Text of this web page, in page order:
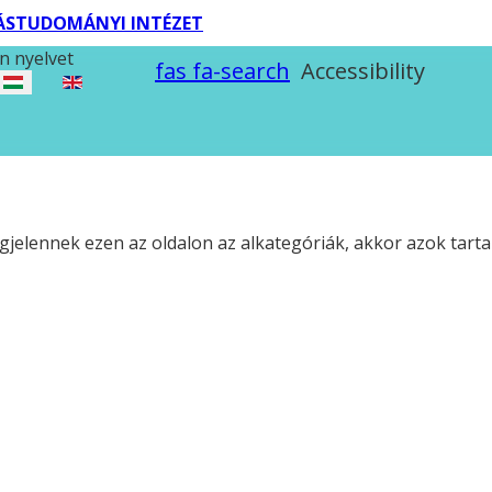
INTÉZET
nyelvet
fas fa-search Accessibility
ezen az oldalon az alkategóriák, akkor azok